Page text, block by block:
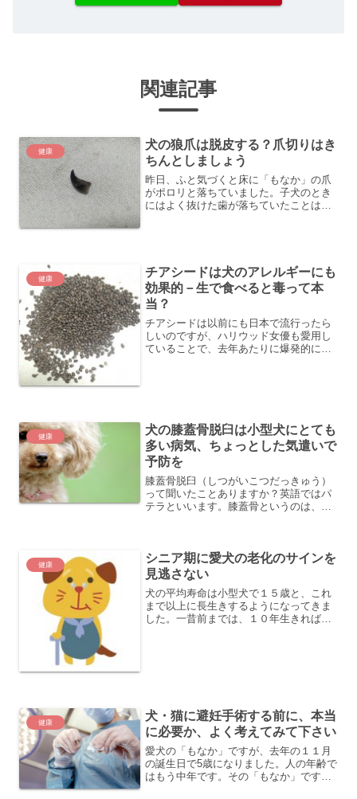
関連記事
健康
犬の狼爪は脱皮する？爪切りはき
ちんとしましょう
昨日、ふと気づくと床に「もなか」の爪
がポロリと落ちていました。子犬のとき
にはよく抜けた歯が落ちていたことはあ
健康
チアシードは犬のアレルギーにも
効果的－生で食べると毒って本
当？
チアシードは以前にも日本で流行ったら
しいのですが、ハリウッド女優も愛用し
ていることで、去年あたりに爆発的に話
健康
犬の膝蓋骨脱臼は小型犬にとても
多い病気、ちょっとした気遣いで
予防を
膝蓋骨脱臼（しつがいこつだっきゅう）
って聞いたことありますか？英語ではパ
テラといいます。膝蓋骨というのは、膝
が中心となって支えていま...
健康
シニア期に愛犬の老化のサインを
見逃さない
犬の平均寿命は小型犬で１５歳と、これ
まで以上に長生きするようになってきま
した。一昔前までは、１０年生きれば長
健康
犬・猫に避妊手術する前に、本当
に必要か、よく考えてみて下さい
愛犬の「もなか」ですが、去年の１１月
の誕生日で5歳になりました。人の年齢で
はもう中年です。その「もなか」です